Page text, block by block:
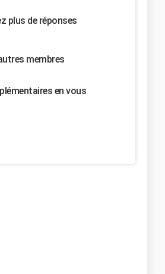
plus de réponses
membres
en vous